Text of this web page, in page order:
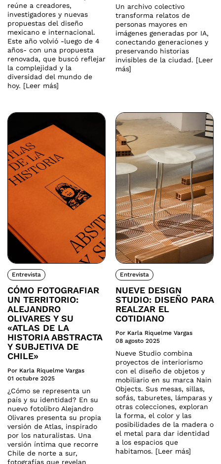
reúne a creadores,
investigadores y nuevas
propuestas del diseño
mexicano e internacional.
Este año volvió -luego de 4
años- con una propuesta
renovada, que buscó reflejar
la complejidad y la
diversidad del mundo de
hoy. [Leer más]
Un archivo colectivo
transforma relatos de
personas mayores en
imágenes generadas por IA,
conectando generaciones y
preservando historias
invisibles de la ciudad. [Leer
más]
Entrevista
CÓMO FOTOGRAFIAR
UN TERRITORIO:
ALEJANDRO
OLIVARES Y SU
«ATLAS DE LA
HISTORIA ABSTRACTA
Y SUBJETIVA DE
CHILE»
Por Karla Riquelme Vargas
01 octubre 2025
¿Cómo se representa un
país y su identidad? En su
nuevo fotolibro Alejandro
Olivares presenta su propia
versión de Atlas, inspirado
por los naturalistas. Una
versión íntima que recorre
Chile de norte a sur,
fotografías que revelan
Entrevista
NUEVE DESIGN
STUDIO: DISEÑO PARA
REALZAR EL
COTIDIANO
Por Karla Riquelme Vargas
08 agosto 2025
Nueve Studio combina
proyectos de interiorismo
con el diseño de objetos y
mobiliario en su marca Nain
Objects. Sus mesas, sillas,
sofás, taburetes, lámparas y
otras colecciones, exploran
la forma, el color y las
posibilidades de la madera o
el metal para dar identidad
a los espacios que
habitamos. [Leer más]